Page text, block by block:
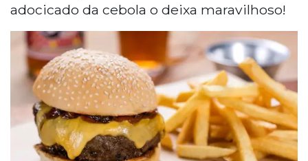
adocicado da cebola o deixa maravilhoso!